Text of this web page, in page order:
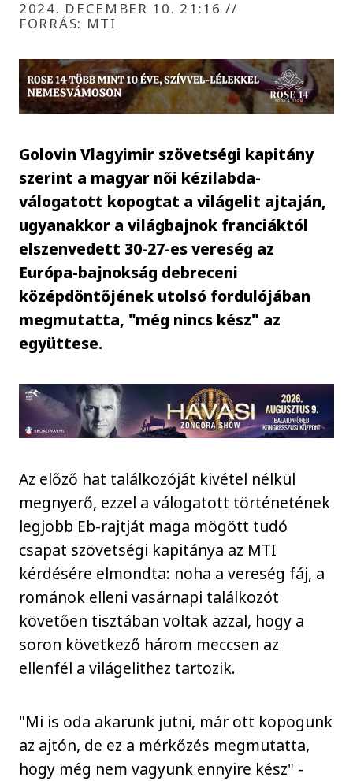
2024. DECEMBER 10. 21:16//
FORRÁS: MTI
Golovin Vlagyimir szövetségi kapitány
szerint a magyar női kézilabda-
válogatott kopogtat a világelit ajtaján,
ugyanakkor a világbajnok franciáktól
elszenvedett 30-27-es vereség az
Európa-bajnokság debreceni
középdöntőjének utolsó fordulójában
megmutatta, "még nincs kész" az
együttese.
Az előző hat találkozóját kivétel nélkül
megnyerő, ezzel a válogatott történetének
legjobb Eb-rajtját maga mögött tudó
csapat szövetségi kapitánya az MTI
kérdésére elmondta: noha a vereség fáj, a
románok elleni vasárnapi találkozót
követően tisztában voltak azzal, hogy a
soron következő három meccsen az
ellenfél a világelithez tartozik.
"Mi is oda akarunk jutni, már ott kopogunk
az ajtón, de ez a mérkőzés megmutatta,
hogy még nem vagyunk ennyire kész" -